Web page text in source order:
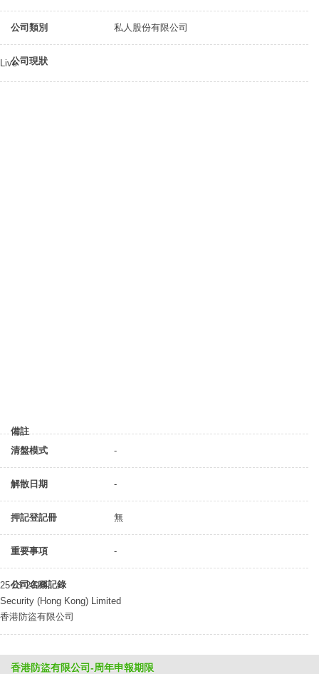
公司類別 私人股份有限公司
公司現狀
Live
備註
清盤模式
-
解散日期 -
押記登記冊 無
重要事項 -
公司名稱記錄
25-01-2018
Security (Hong Kong) Limited
香港防盜有限公司
香港防盜有限公司-周年申報期限